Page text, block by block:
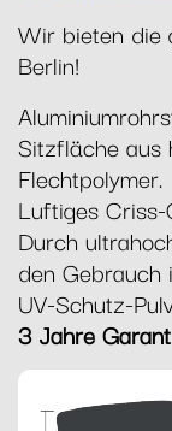
Wir bieten die
Berlin!
Sitzfläche aus
Flechtpolymer.
Luftiges
Durch
den Gebrauch
UV-Schutz-
3 Jahre